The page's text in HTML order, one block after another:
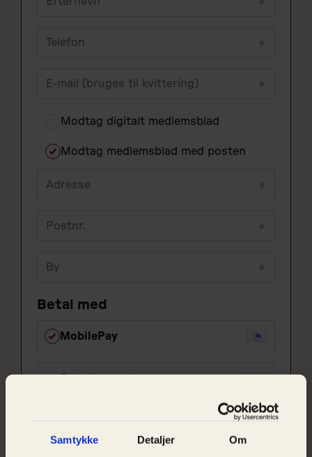
Samtykke Detaljer Om